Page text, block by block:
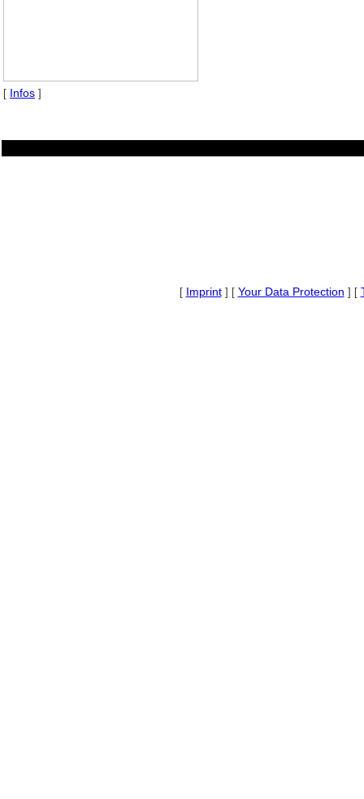
[ Infos ]
[ Imprint] [ Your Data Protection ] [